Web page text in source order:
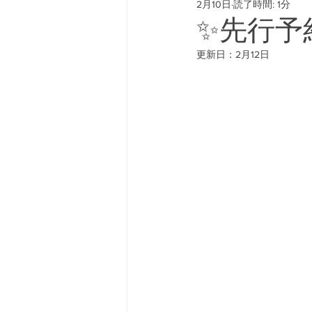
#freeway428
✨先行予
2月10日 読了時間: 1分
更新日： 2月12日